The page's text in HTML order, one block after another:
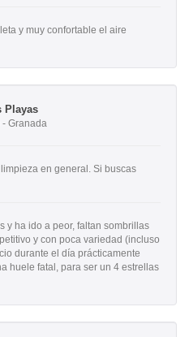
y muy confortable el aire
Playas
Granada
en general. Si buscas
y ha ido a peor, faltan sombrillas
y con poca variedad (incluso
durante el día prácticamente
huele fatal, para ser un 4 estrellas